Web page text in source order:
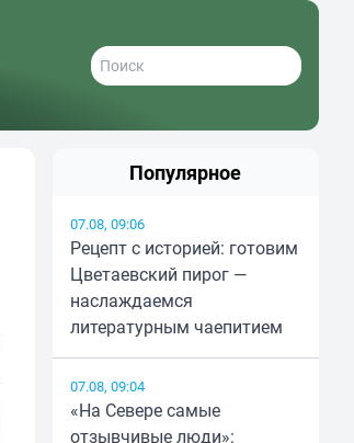
Популярное
07.08, 09:06
Рецепт с историей: готовим
Цветаевский пирог —
наслаждаемся
литературным чаепитием
07.08, 09:04
«На Севере самые
отзывчивые люди»: